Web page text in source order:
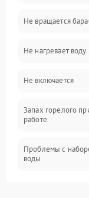
Слив
Программное
Не вращается
Не нагревает воду
Не включается
Запах горелого
работе
Проблемы с
воды